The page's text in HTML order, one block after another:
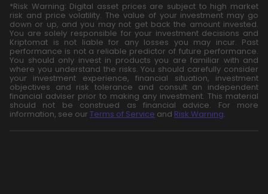
*Risk Warning: Digital asset prices are subject to high market
risk and price volatility. The value of your investment may go
down or up, and you may not get back the amount invested.
You are solely responsible for your investment decisions and
Kriptomat is not liable for any losses you may incur. Past
performance is not a reliable predictor of future performance.
You should only invest in products you are familiar with and
where you understand the risks. You should carefully consider
your investment experience, financial situation, investment
objectives and risk tolerance and consult an independent
financial adviser prior to making any investment. This material
should not be construed as financial advice. For more
information, see our Terms of Service and Risk Warning.